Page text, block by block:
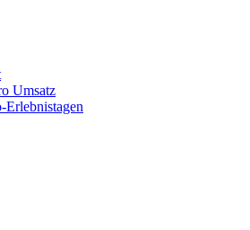
Umsatz
Erlebnistagen